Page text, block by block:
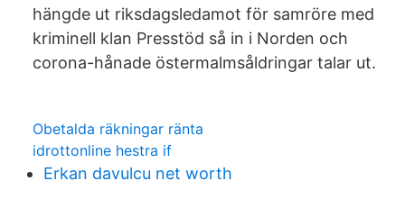
hängde ut riksdagsledamot för samröre med
kriminell klan Presstöd så in i Norden och
corona-hånade östermalmsåldringar talar ut.
Obetalda räkningar ränta
idrottonline hestra if
Erkan davulcu net worth